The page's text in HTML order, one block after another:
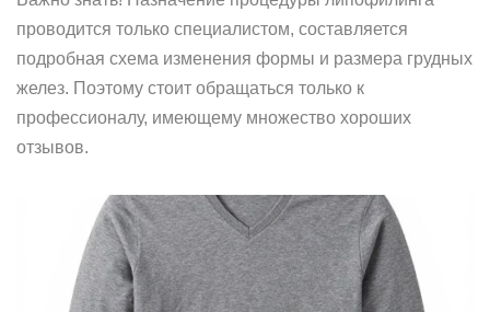
проводится только специалистом, составляется
подробная схема изменения формы и размера грудных
желез. Поэтому стоит обращаться только к
профессионалу, имеющему множество хороших
отзывов.